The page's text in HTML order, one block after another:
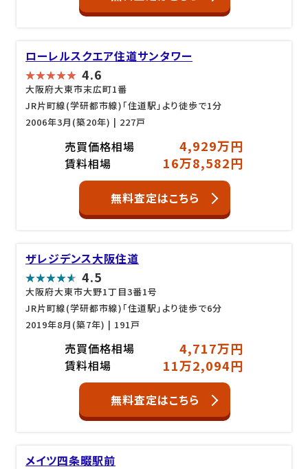
ローレルスクエア住道サンタワー
4.6
大阪府大東市末広町1番
JR片町線(学研都市線)「住道駅」より徒歩で1分
2006年3月(築20年) | 227戸
売買価格相場 4,929万円
賃料相場 16万8,582円
無料査定はこちら
ザレジデンス大阪住道
4.5
大阪府大東市大野1丁目3番1号
JR片町線(学研都市線)「住道駅」より徒歩で6分
2019年8月(築7年) | 191戸
売買価格相場 4,717万円
賃料相場 11万2,094円
無料査定はこちら
メイツ四条畷駅前